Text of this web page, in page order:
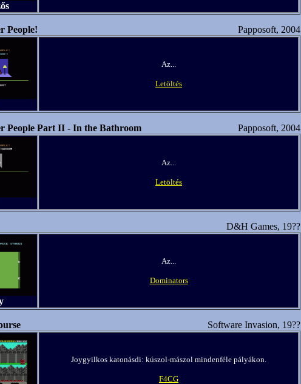
People! Papposoft, 2004
Az...
Letöltés
People Part II - In the Bathroom Papposoft, 2004
Az...
Letöltés
D&H Games, 19??
Az...
Dominators
Software Invasion, 19??
Joygyilkos katonásdi: kúszol-mászol mindenféle pályákon.
F4CG